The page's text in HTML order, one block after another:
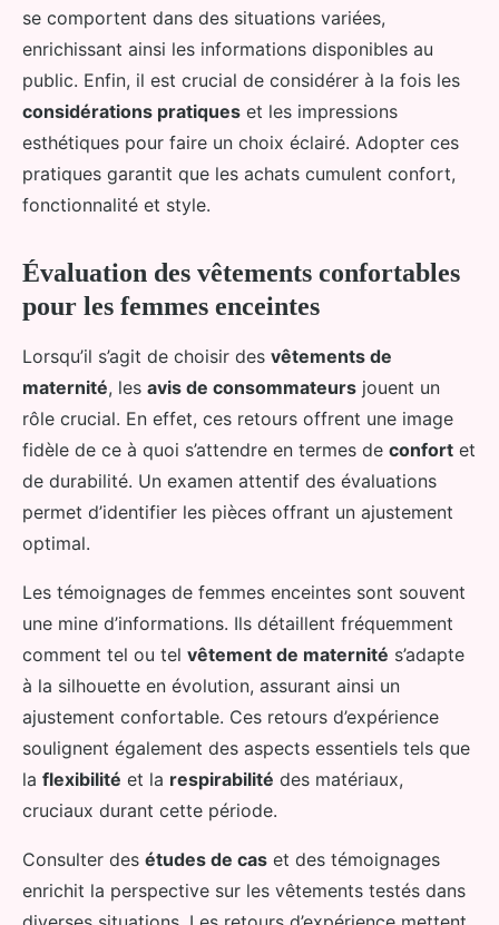
se comportent dans des situations variées,
enrichissant ainsi les informations disponibles au
public. Enfin, il est crucial de considérer à la fois les
considérations pratiques et les impressions
esthétiques pour faire un choix éclairé. Adopter ces
pratiques garantit que les achats cumulent confort,
fonctionnalité et style.
Évaluation des vêtements confortables
pour les femmes enceintes
Lorsqu’il s’agit de choisir des vêtements de
maternité, les avis de consommateurs jouent un
rôle crucial. En effet, ces retours offrent une image
fidèle de ce à quoi s’attendre en termes de confort et
de durabilité. Un examen attentif des évaluations
permet d’identifier les pièces offrant un ajustement
optimal.
Les témoignages de femmes enceintes sont souvent
une mine d’informations. Ils détaillent fréquemment
comment tel ou tel vêtement de maternité s’adapte
à la silhouette en évolution, assurant ainsi un
ajustement confortable. Ces retours d’expérience
soulignent également des aspects essentiels tels que
la flexibilité et la respirabilité des matériaux,
cruciaux durant cette période.
Consulter des études de cas et des témoignages
enrichit la perspective sur les vêtements testés dans